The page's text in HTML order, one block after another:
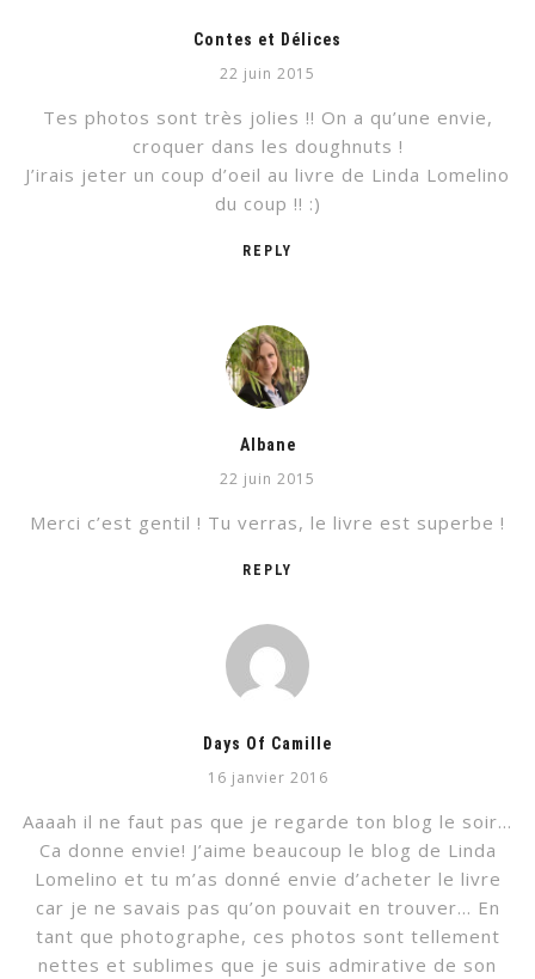
Contes et Délices
22 juin 2015
REPLY
Tes photos sont très jolies !! On a qu’une envie,
croquer dans les doughnuts !
J’irais jeter un coup d’oeil au livre de Linda Lomelino
du coup !! :)
Albane
22 juin 2015
REPLY
Merci c’est gentil ! Tu verras, le livre est superbe !
Days Of Camille
16 janvier 2016
Aaaah il ne faut pas que je regarde ton blog le soir…
Ca donne envie! J’aime beaucoup le blog de Linda
Lomelino et tu m’as donné envie d’acheter le livre
car je ne savais pas qu’on pouvait en trouver… En
tant que photographe, ces photos sont tellement
nettes et sublimes que je suis admirative de son